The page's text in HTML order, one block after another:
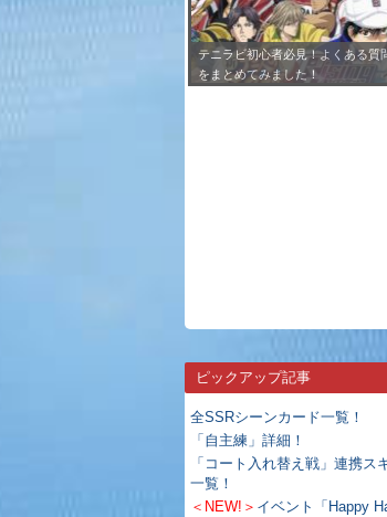
テニラビ初心者必見！よくある質
をまとめてみました！
ピックアップ記事
全SSRシーンカード一覧！
「自主練」詳細！
「コート入れ替え戦」連携ス
一覧！
＜NEW!＞ イベント「Happy